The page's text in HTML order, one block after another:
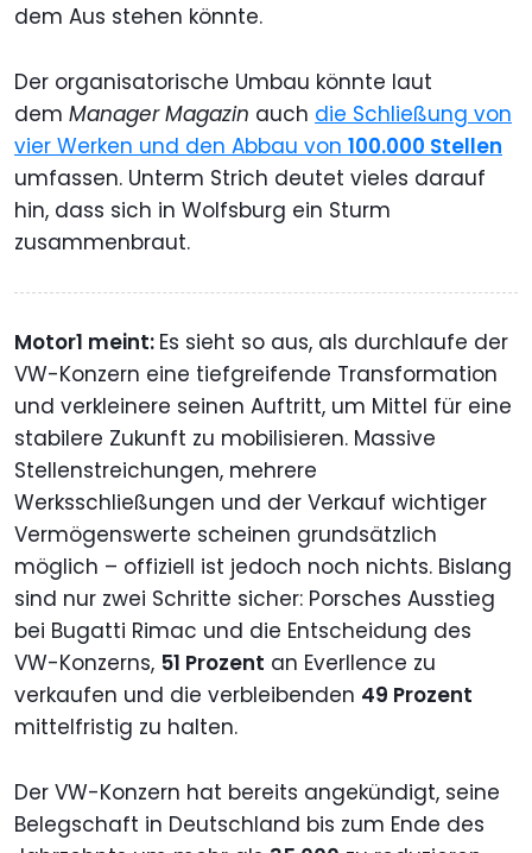
dem Aus stehen könnte.
Der organisatorische Umbau könnte laut
dem Manager Magazin auch die Schließung von
vier Werken und den Abbau von 100.000 Stellen
umfassen. Unterm Strich deutet vieles darauf
hin, dass sich in Wolfsburg ein Sturm
zusammenbraut.
Motor1 meint: Es sieht so aus, als durchlaufe der
VW-Konzern eine tiefgreifende Transformation
und verkleinere seinen Auftritt, um Mittel für eine
stabilere Zukunft zu mobilisieren. Massive
Stellenstreichungen, mehrere
Werksschließungen und der Verkauf wichtiger
Vermögenswerte scheinen grundsätzlich
möglich – offiziell ist jedoch noch nichts. Bislang
sind nur zwei Schritte sicher: Porsches Ausstieg
bei Bugatti Rimac und die Entscheidung des
VW-Konzerns, 51 Prozent an Everllence zu
verkaufen und die verbleibenden 49 Prozent
mittelfristig zu halten.
Der VW-Konzern hat bereits angekündigt, seine
Belegschaft in Deutschland bis zum Ende des